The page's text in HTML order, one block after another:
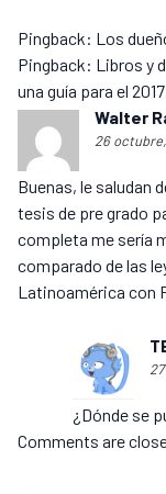
Pingback: Los
Pingback: Libros y
una guía para el
Walter
26
Buenas, le saludan
tesis de pre grado
completa me sería
comparado de las
Latinoamérica con
¿Dónde se
Comments are